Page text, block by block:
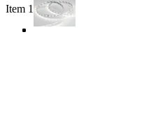
Item 1 of 4